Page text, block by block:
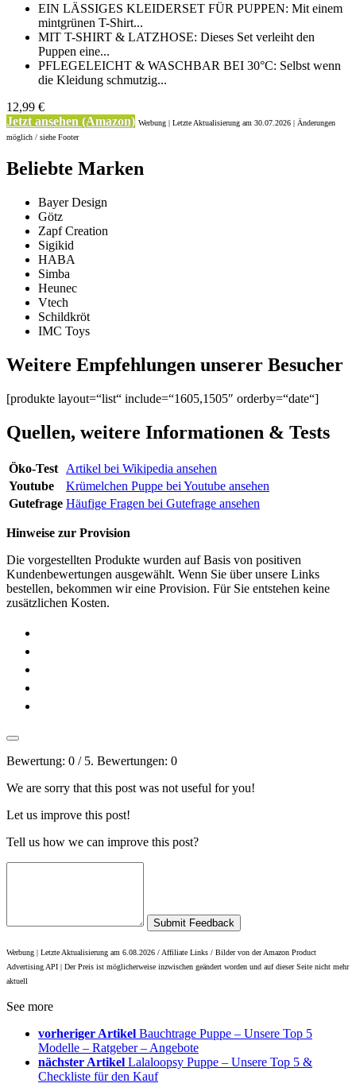
EIN LÄSSIGES KLEIDERSET FÜR PUPPEN: Mit einem
mintgrünen T-Shirt...
MIT T-SHIRT & LATZHOSE: Dieses Set verleiht den
Puppen eine...
PFLEGELEICHT & WASCHBAR BEI 30°C: Selbst wenn
die Kleidung schmutzig...
12,99 €
Jetzt ansehen (Amazon) Werbung | Letzte Aktualisierung am 30.07.2026 | Änderungen
möglich / siehe Footer
Beliebte Marken
Bayer Design
Götz
Zapf Creation
Sigikid
HABA
Simba
Heunec
Vtech
Schildkröt
IMC Toys
Weitere Empfehlungen unserer Besucher
[produkte layout=“list“ include=“1605,1505″ orderby=“date“]
Quellen, weitere Informationen & Tests
Öko-Test
Artikel bei Wikipedia ansehen
Youtube
Krümelchen Puppe bei Youtube ansehen
Gutefrage Häufige Fragen bei Gutefrage ansehen
Hinweise zur Provision
Die vorgestellten Produkte wurden auf Basis von positiven
Kundenbewertungen ausgewählt. Wenn Sie über unsere Links
bestellen, bekommen wir eine Provision. Für Sie entstehen keine
zusätzlichen Kosten.
Bewertung: 0 / 5. Bewertungen: 0
We are sorry that this post was not useful for you!
Let us improve this post!
Tell us how we can improve this post?
Submit Feedback
Werbung | Letzte Aktualisierung am 6.08.2026 / Affiliate Links / Bilder von der Amazon Product
Advertising API | Der Preis ist möglicherweise inzwischen geändert worden und auf dieser Seite nicht mehr
aktuell
See more
vorheriger Artikel Bauchtrage Puppe – Unsere Top 5
Modelle – Ratgeber – Angebote
nächster Artikel Lalaloopsy Puppe – Unsere Top 5 &
Checkliste für den Kauf